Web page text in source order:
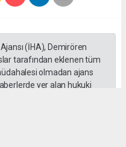
(İHA), Demirören
tarafından eklenen tüm
olmadan ajans
yer alan hukuki